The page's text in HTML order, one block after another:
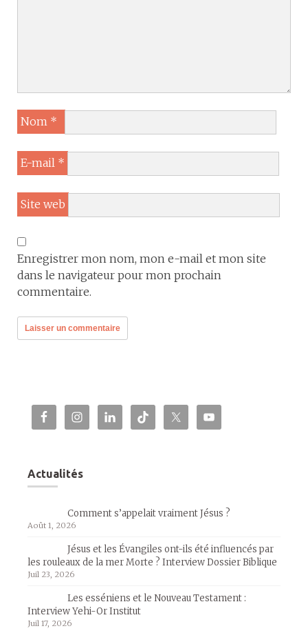
Nom *
E-mail *
Site web
Enregistrer mon nom, mon e-mail et mon site
dans le navigateur pour mon prochain
commentaire.
Actualités
Comment s’appelait vraiment Jésus ?
Août 1, 2026
Jésus et les Évangiles ont-ils été influencés par
les rouleaux de la mer Morte ? Interview Dossier Biblique
Juil 23, 2026
Les esséniens et le Nouveau Testament :
Interview Yehi-Or Institut
Juil 17, 2026